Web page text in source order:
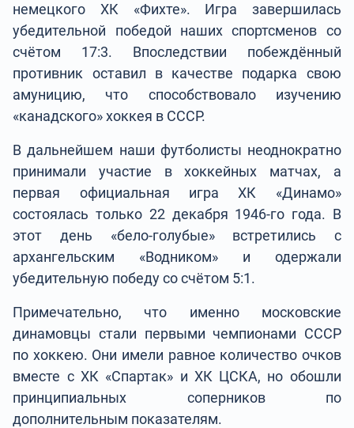
немецкого ХК «Фихте». Игра завершилась
убедительной победой наших спортсменов со
счётом 17:3. Впоследствии побеждённый
противник оставил в качестве подарка свою
амуницию, что способствовало изучению
«канадского» хоккея в СССР.
В дальнейшем наши футболисты неоднократно
принимали участие в хоккейных матчах, а
первая официальная игра ХК «Динамо»
состоялась только 22 декабря 1946-го года. В
этот день «бело-голубые» встретились с
архангельским «Водником» и одержали
убедительную победу со счётом 5:1.
Примечательно, что именно московские
динамовцы стали первыми чемпионами СССР
по хоккею. Они имели равное количество очков
вместе с ХК «Спартак» и ХК ЦСКА, но обошли
принципиальных соперников по
дополнительным показателям.